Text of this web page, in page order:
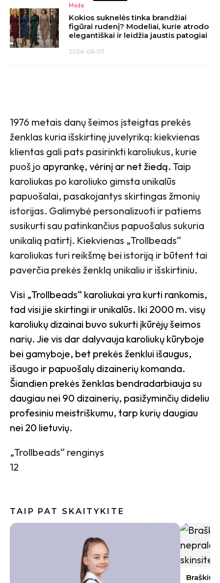
Mada
Kokios suknelės tinka brandžiai
figūrai rudenį? Modeliai, kurie atrodo
elegantiškai ir leidžia jaustis patogiai
2026-08-07
1976 metais danų šeimos įsteigtas prekės
ženklas kuria išskirtinę juvelyriką: kiekvienas
klientas gali pats pasirinkti karoliukus, kurie
puoš jo apyrankę, vėrinį ar net žiedą. Taip
karoliukas po karoliuko gimsta unikalūs
papuošalai, pasakojantys skirtingas žmonių
istorijas. Galimybė personalizuoti ir patiems
susikurti sau patinkančius papuošalus sukuria
unikalią patirtį. Kiekvienas „Trollbeads“
karoliukas turi reikšmę bei istoriją ir būtent tai
paverčia prekės ženklą unikaliu ir išskirtiniu.
Visi „Trollbeads“ karoliukai yra kurti rankomis,
tad visi jie skirtingi ir unikalūs. Iki 2000 m. visų
karoliukų dizainai buvo sukurti įkūrėjų šeimos
narių. Jie vis dar dalyvauja karoliukų kūryboje
bei gamyboje, bet prekės ženklui išaugus,
išaugo ir papuošalų dizainerių komanda.
Šiandien prekės ženklas bendradarbiauja su
daugiau nei 90 dizainerių, pasižyminčių dideliu
profesiniu meistriškumu, tarp kurių daugiau
nei 20 lietuvių.
„Trollbeads“ renginys
12
TAIP PAT SKAITYKITE
Braškių sodinimas rugpjūtį 2026: